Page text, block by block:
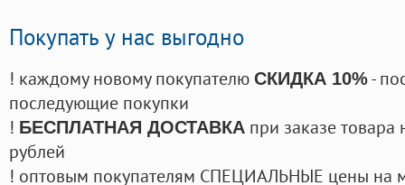
Покупать у нас выгодно
! каждому новому покупателю СКИДКА 10%-
последующие покупки
! БЕСПЛАТНАЯ ДОСТАВКА при заказе
рублей
! оптовым покупателям СПЕЦИАЛЬНЫЕ цены на